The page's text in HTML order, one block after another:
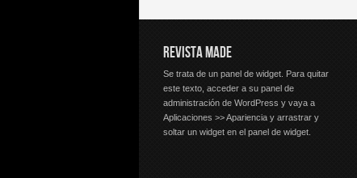
REVISTA MADE
Se trata de un panel de widget. Para quitar
este texto, acceder a su panel de
administración de WordPress y vaya a
Aplicaciones >> Apariencia y arrastrar y
soltar un widget en el panel de widget.